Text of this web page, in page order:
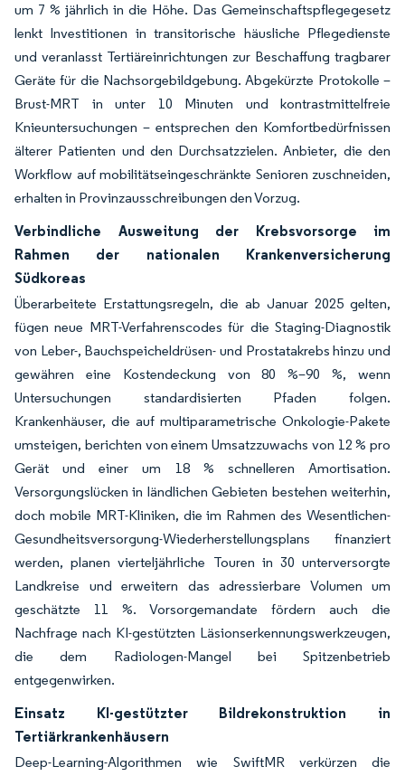
um 7 % jährlich in die Höhe. Das Gemeinschaftspflegegesetz
lenkt Investitionen in transitorische häusliche Pflegedienste
und veranlasst Tertiäreinrichtungen zur Beschaffung tragbarer
Geräte für die Nachsorgebildgebung. Abgekürzte Protokolle –
Brust-MRT in unter 10 Minuten und kontrastmittelfreie
Knieuntersuchungen – entsprechen den Komfortbedürfnissen
älterer Patienten und den Durchsatzzielen. Anbieter, die den
Workflow auf mobilitätseingeschränkte Senioren zuschneiden,
erhalten in Provinzausschreibungen den Vorzug.
Verbindliche Ausweitung der Krebsvorsorge im
Rahmen der nationalen Krankenversicherung
Südkoreas
Überarbeitete Erstattungsregeln, die ab Januar 2025 gelten,
fügen neue MRT-Verfahrenscodes für die Staging-Diagnostik
von Leber-, Bauchspeicheldrüsen- und Prostatakrebs hinzu und
gewähren eine Kostendeckung von 80 %–90 %, wenn
Untersuchungen standardisierten Pfaden folgen.
Krankenhäuser, die auf multiparametrische Onkologie-Pakete
umsteigen, berichten von einem Umsatzzuwachs von 12 % pro
Gerät und einer um 18 % schnelleren Amortisation.
Versorgungslücken in ländlichen Gebieten bestehen weiterhin,
doch mobile MRT-Kliniken, die im Rahmen des Wesentlichen-
Gesundheitsversorgung-Wiederherstellungsplans finanziert
werden, planen vierteljährliche Touren in 30 unterversorgte
Landkreise und erweitern das adressierbare Volumen um
geschätzte 11 %. Vorsorgemandate fördern auch die
Nachfrage nach KI-gestützten Läsionserkennungswerkzeugen,
die dem Radiologen-Mangel bei Spitzenbetrieb
entgegenwirken.
Einsatz KI-gestützter Bildrekonstruktion in
Tertiärkrankenhäusern
Deep-Learning-Algorithmen wie SwiftMR verkürzen die